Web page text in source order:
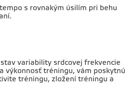
s rovnakým úsilím pri behu
variability srdcovej frekvencie
výkonnosť tréningu, vám poskytnú
tréningu, zložení tréningu a